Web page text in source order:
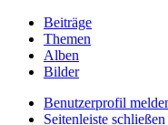
Beiträge
Themen
Alben
Bilder
Benutzerprofil
Seitenleiste schließen